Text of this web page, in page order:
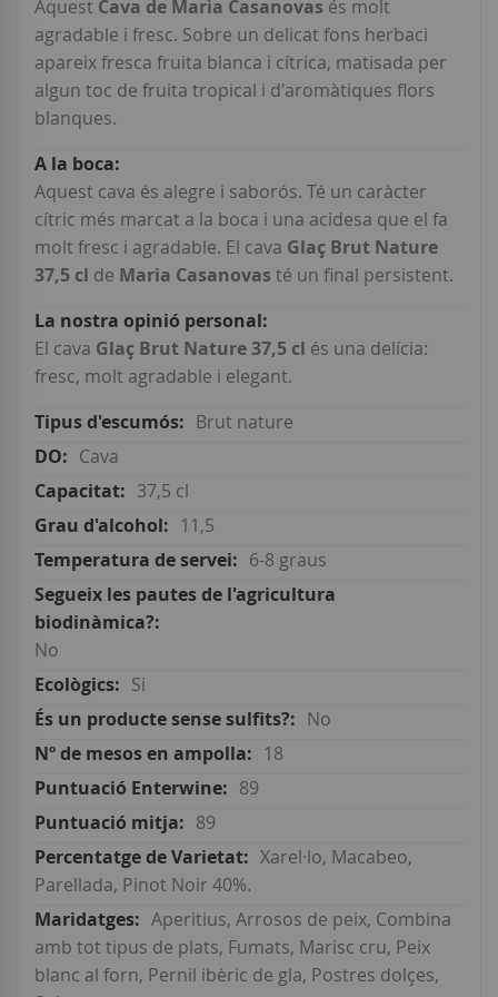
Aquest Cava de Maria Casanovas és molt
agradable i fresc. Sobre un delicat fons herbaci
apareix fresca fruita blanca i cítrica, matisada per
algun toc de fruita tropical i d'aromàtiques flors
blanques.
Aquest cava és alegre i saborós. Té un caràcter
cítric més marcat a la boca i una acidesa que el fa
molt fresc i agradable. El cava Glaç Brut Nature
37,5 cl de Maria Casanovas té un final persistent.
El cava Glaç Brut Nature 37,5 cl és una delícia:
fresc, molt agradable i elegant.
Brut nature
Cava
37,5 cl
11,5
6-8 graus
No
Si
No
18
89
89
Xarel·lo, Macabeo,
Parellada, Pinot Noir 40%.
Aperitius, Arrosos de peix, Combina
amb tot tipus de plats, Fumats, Marisc cru, Peix
blanc al forn, Pernil ibèric de gla, Postres dolçes,